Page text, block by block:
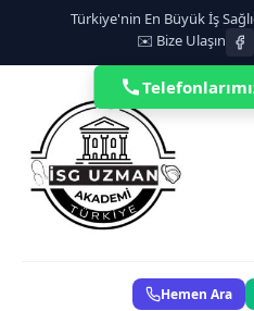
Türkiye'nin En Büyük İş
✉️ Bize Ulaşın
Hemen Ara